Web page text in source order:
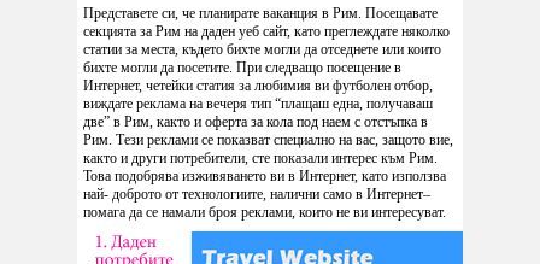
Представете си, че планирате ваканция в Рим. Посещавате
секцията за Рим на даден уеб сайт, като преглеждате няколко
статии за места, където бихте могли да отседнете или които
бихте могли да посетите. При следващо посещение в
Интернет, четейки статия за любимия ви футболен отбор,
виждате реклама на вечеря тип “плащаш една, получаваш
две” в Рим, както и оферта за кола под наем с отстъпка в
Рим. Тези реклами се показват специално на вас, защото вие,
както и други потребители, сте показали интерес към Рим.
Това подобрява изживяването ви в Интернет, като използва
най- доброто от технологиите, налични само в Интернет–
помага да се намали броя реклами, които не ви интересуват.